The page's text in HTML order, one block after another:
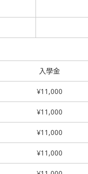
入學金
¥11,000
¥11,000
¥11,000
¥11,000